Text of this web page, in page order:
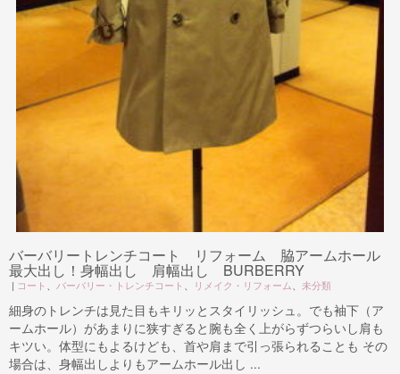
バーバリートレンチコート リフォーム 脇アームホール
最大出し！身幅出し 肩幅出し BURBERRY
| コート 、 バーバリー・トレンチコート 、 リメイク・リフォーム、 未分類
細身のトレンチは見た目もキリッとスタイリッシュ。でも袖下（ア
ームホール）があまりに狭すぎると腕も全く上がらずつらいし肩も
キツい。体型にもよるけども、首や肩まで引っ張られることも その
場合は、身幅出しよりもアームホール出し ...